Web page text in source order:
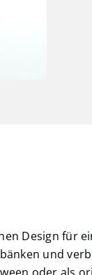
Design für
und